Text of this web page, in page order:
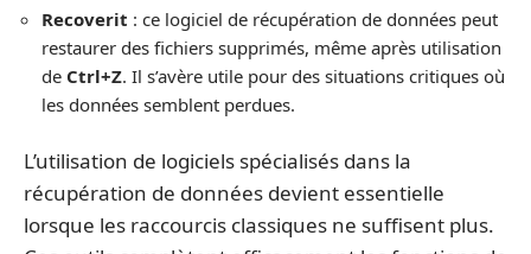
Recoverit : ce logiciel de récupération de données peut
restaurer des fichiers supprimés, même après utilisation
de Ctrl+Z. Il s’avère utile pour des situations critiques où
les données semblent perdues.
L’utilisation de logiciels spécialisés dans la
récupération de données devient essentielle
lorsque les raccourcis classiques ne suffisent plus.